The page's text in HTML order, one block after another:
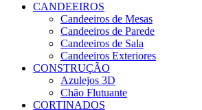
CANDEEIROS
Candeeiros de Mesas
Candeeiros de Parede
Candeeiros de Sala
Candeeiros Exteriores
CONSTRUÇÃO
Azulejos 3D
Chão Flutuante
CORTINADOS